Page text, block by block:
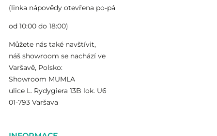
(linka nápovědy otevřena po-pá
od 10:00 do 18:00)
Můžete nás také navštívit,
náš showroom se nachází ve
Varšavě, Polsko:
Showroom MUMLA
ulice L. Rydygiera 13B lok. U6
01-793 Varšava